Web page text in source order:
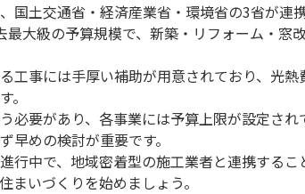
国土交通省・経済産業省・環境省の3省が連
大級の予算規模で、新築・リフォーム・窓
工事には手厚い補助が用意されており、光
。
必要があり、各事業には予算上限が設定さ
早めの検討が重要です。
行中で、地域密着型の施工業者と連携するこ
まいづくりを始めましょう。